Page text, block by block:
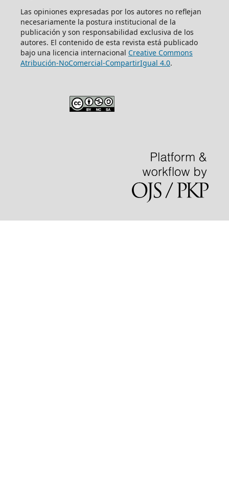
Las opiniones expresadas por los autores no reflejan
necesariamente la postura institucional de la
publicación y son responsabilidad exclusiva de los
autores. El contenido de esta revista está publicado
bajo una licencia internacional Creative Commons
Atribución-NoComercial-CompartirIgual 4.0.